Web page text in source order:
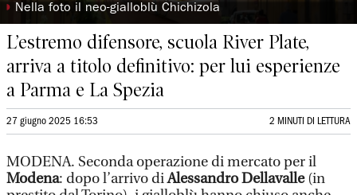
◗ Nella foto il neo-gialloblù Chichizola
L’estremo difensore, scuola River Plate,
arriva a titolo definitivo: per lui esperienze
a Parma e La Spezia
27 giugno 2025 16:53 2 MINUTI DI LETTURA
MODENA. Seconda operazione di mercato per il
Modena: dopo l’arrivo diAlessandro Dellavalle(in